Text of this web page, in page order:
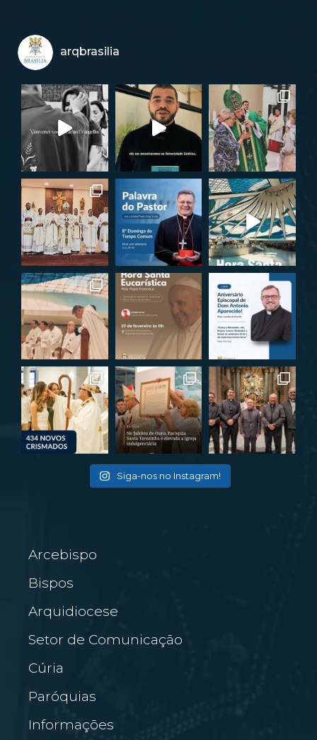
arqbrasilia
Siga-nos no Instagram!
Arcebispo
Bispos
Arquidiocese
Setor de Comunicação
Cúria
Paróquias
Informações